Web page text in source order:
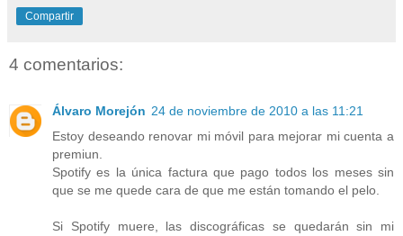
Compartir
4 comentarios:
Álvaro Morejón 24 de noviembre de 2010 a las 11:21
Estoy deseando renovar mi móvil para mejorar mi cuenta a
premiun.
Spotify es la única factura que pago todos los meses sin
que se me quede cara de que me están tomando el pelo.
Si Spotify muere, las discográficas se quedarán sin mi